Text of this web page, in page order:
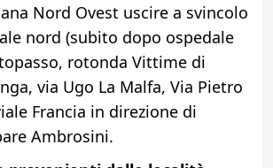
Nord Ovest uscire a svincolo
nord (subito dopo ospedale
rotonda Vittime di
via Ugo La Malfa, Via Pietro
Francia in direzione di
Ambrosini.